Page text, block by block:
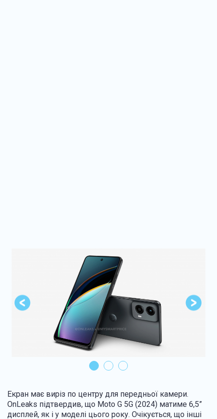
Екран має виріз по центру для передньої камери.
OnLeaks підтвердив, що Moto G 5G (2024) матиме 6,5”
дисплей, як і у моделі цього року. Очікується, що інші